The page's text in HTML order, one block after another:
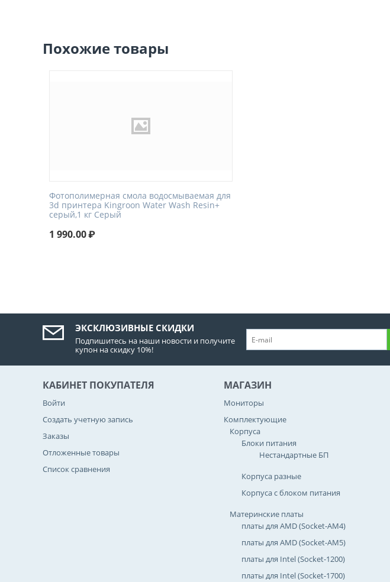
Похожие товары
Фотополимерная смола водосмываемая для
3d принтера Kingroon Water Wash Resin+
серый,1 кг Серый
1 990.00₽
ЭКСКЛЮЗИВНЫЕ СКИДКИ
Подпишитесь на наши новости и получите
купон на скидку 10%!
КАБИНЕТ ПОКУПАТЕЛЯ
Войти
Создать учетную запись
Заказы
Отложенные товары
Список сравнения
МАГАЗИН
Мониторы
Комплектующие
Корпуса
Блоки питания
Нестандартные БП
Корпуса разные
Корпуса с блоком питания
Материнские платы
платы для AMD (Socket-AM4)
платы для AMD (Socket-AM5)
платы для Intel (Socket-1200)
платы для Intel (Socket-1700)